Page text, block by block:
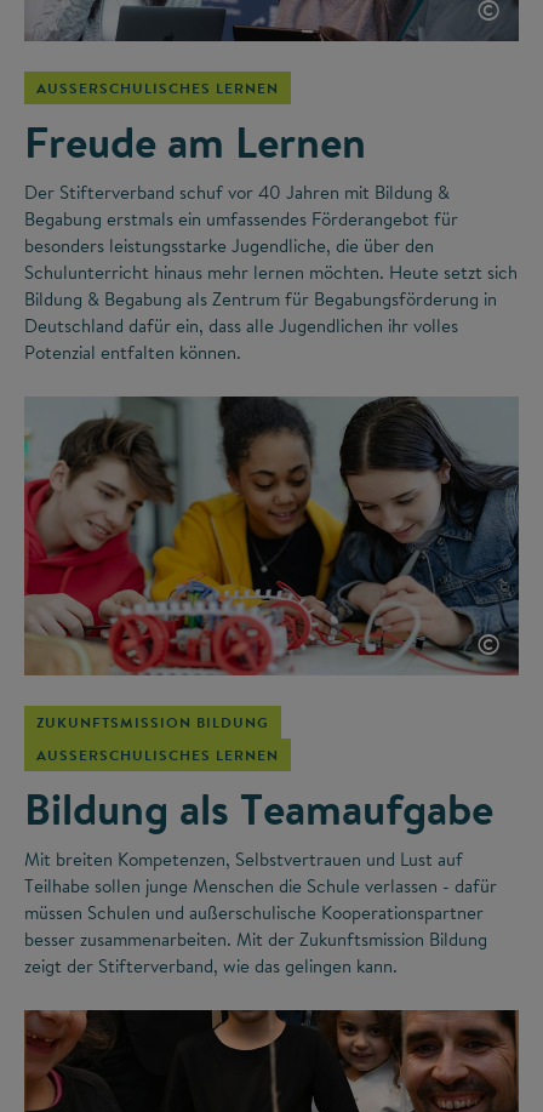
©
AUSSERSCHULISCHES LERNEN
Freude am Lernen
Der Stifterverband schuf vor 40 Jahren mit Bildung &
Begabung erstmals ein umfassendes Förderangebot für
besonders leistungsstarke Jugendliche, die über den
Schulunterricht hinaus mehr lernen möchten. Heute setzt sich
Bildung & Begabung als Zentrum für Begabungsförderung in
Deutschland dafür ein, dass alle Jugendlichen ihr volles
Potenzial entfalten können.
©
ZUKUNFTSMISSION BILDUNG
AUSSERSCHULISCHES LERNEN
Bildung als Teamaufgabe
Mit breiten Kompetenzen, Selbstvertrauen und Lust auf
Teilhabe sollen junge Menschen die Schule verlassen - dafür
müssen Schulen und außerschulische Kooperationspartner
besser zusammenarbeiten. Mit der Zukunftsmission Bildung
zeigt der Stifterverband, wie das gelingen kann.